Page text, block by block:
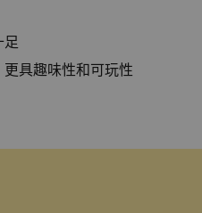
具趣味性和可玩性